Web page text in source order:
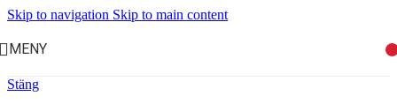
Skip to navigation Skip to main content
MENY
Stäng